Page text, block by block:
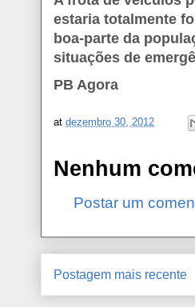
estaria totalmente
boa-parte da
situações de
PB Agora
at dezembro 30, 2012
Nenhum
Postar um
Postagem mais recente